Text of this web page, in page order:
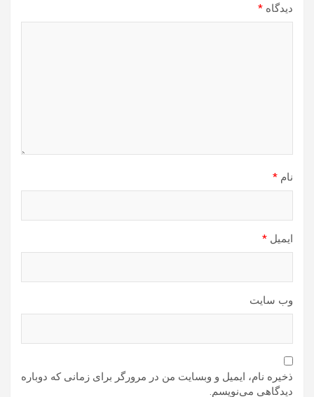
دیدگاه *
نام *
ایمیل *
وب‌ سایت
ذخیره نام، ایمیل و وبسایت من در مرورگر برای زمانی که دوباره
دیدگاهی می‌نویسم.